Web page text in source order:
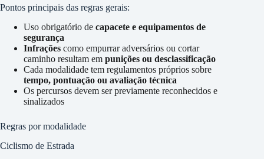
Pontos principais das regras gerais:
Uso obrigatório de capacete e equipamentos de
segurança
Infrações como empurrar adversários ou cortar
caminho resultam em punições ou desclassificação
Cada modalidade tem regulamentos próprios sobre
tempo, pontuação ou avaliação técnica
Os percursos devem ser previamente reconhecidos e
sinalizados
Regras por modalidade
Ciclismo de Estrada